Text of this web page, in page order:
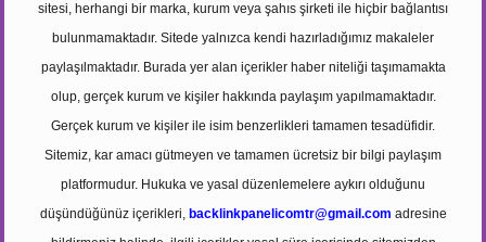
sitesi, herhangi bir marka, kurum veya şahıs şirketi ile hiçbir bağlantısı
bulunmamaktadır. Sitede yalnızca kendi hazırladığımız makaleler
paylaşılmaktadır. Burada yer alan içerikler haber niteliği taşımamakta
olup, gerçek kurum ve kişiler hakkında paylaşım yapılmamaktadır.
Gerçek kurum ve kişiler ile isim benzerlikleri tamamen tesadüfidir.
Sitemiz, kar amacı gütmeyen ve tamamen ücretsiz bir bilgi paylaşım
platformudur. Hukuka ve yasal düzenlemelere aykırı olduğunu
düşündüğünüz içerikleri, backlinkpanelicomtr@gmail.com adresine